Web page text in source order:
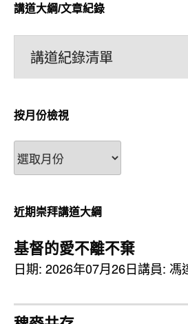
講道大綱/文章紀錄
講道紀錄清單
按月份檢視
按
月
檢
視
近期崇拜講道大綱
基督的愛不離不棄
日期: 2026年07月26日講員: